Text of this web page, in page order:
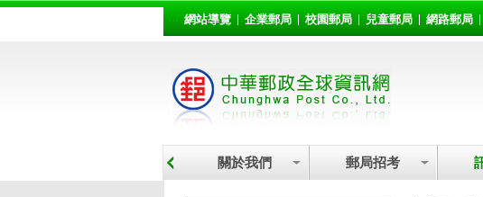
網站導覽 企業郵局 校園郵局 兒童郵局 網路郵局
關於我們 郵局招考